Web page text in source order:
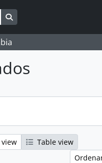
Search in browse page
Table view